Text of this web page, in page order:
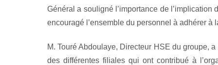
Général a souligné l’importance de
encouragé l’ensemble du personnel à adhérer
M. Touré Abdoulaye, Directeur HSE du groupe,
des différentes filiales qui ont contribué à